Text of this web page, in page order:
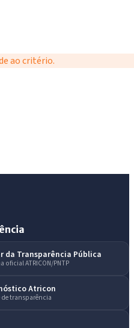
ao critério.
da Transparência Pública
oficial ATRICON/PNTP
Atricon
transparência